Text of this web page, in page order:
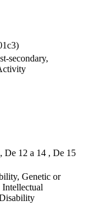
secondary,
De 12 a 14 , De 15
Genetic or